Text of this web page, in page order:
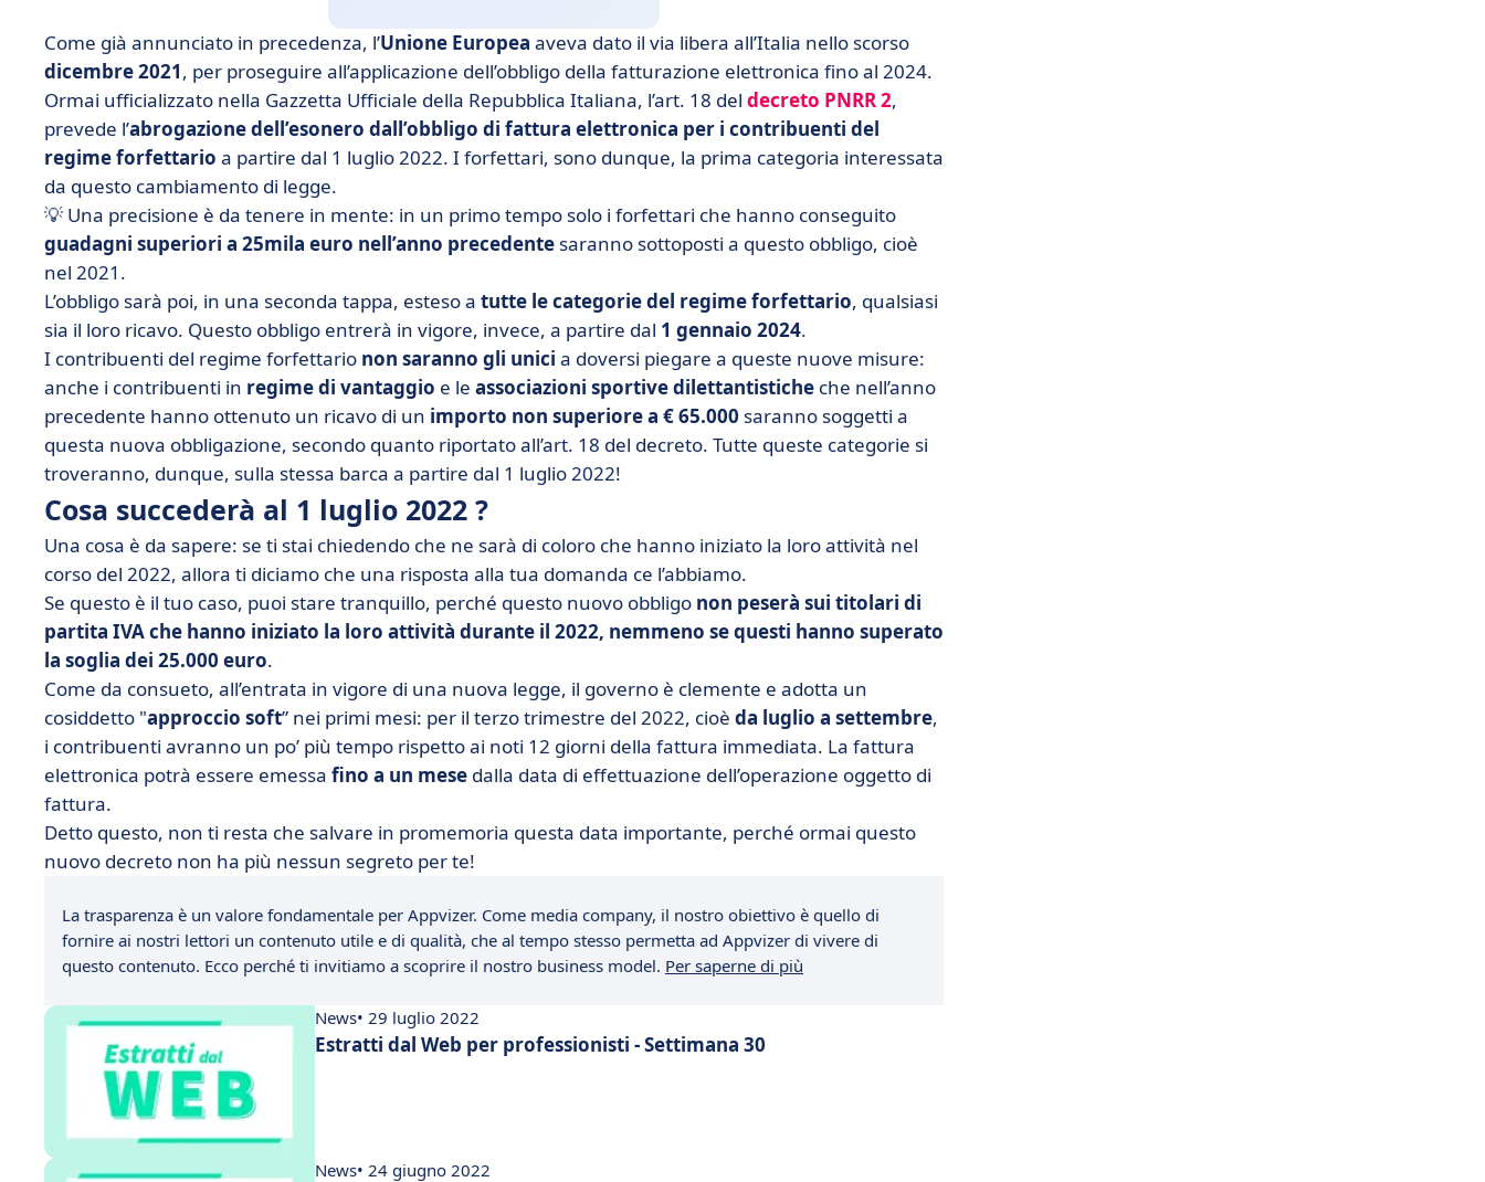
Come già annunciato in precedenza, l’Unione Europea aveva dato il via libera all’Italia nello scorso
dicembre 2021, per proseguire all’applicazione dell’obbligo della fatturazione elettronica fino al 2024.
Ormai ufficializzato nella Gazzetta Ufficiale della Repubblica Italiana, l’art. 18 del decreto PNRR 2,
prevede l’abrogazione dell’esonero dall’obbligo di fattura elettronica per i contribuenti del
regime forfettario a partire dal 1 luglio 2022. I forfettari, sono dunque, la prima categoria interessata
da questo cambiamento di legge.
💡 Una precisione è da tenere in mente: in un primo tempo solo i forfettari che hanno conseguito
guadagni superiori a 25mila euro nell’anno precedente saranno sottoposti a questo obbligo, cioè
nel 2021.
L’obbligo sarà poi, in una seconda tappa, esteso a tutte le categorie del regime forfettario, qualsiasi
sia il loro ricavo. Questo obbligo entrerà in vigore, invece, a partire dal 1 gennaio 2024.
I contribuenti del regime forfettario non saranno gli unici a doversi piegare a queste nuove misure:
anche i contribuenti in regime di vantaggio e le associazioni sportive dilettantistiche che nell’anno
precedente hanno ottenuto un ricavo di un importo non superiore a € 65.000 saranno soggetti a
questa nuova obbligazione, secondo quanto riportato all’art. 18 del decreto. Tutte queste categorie si
troveranno, dunque, sulla stessa barca a partire dal 1 luglio 2022!
Cosa succederà al 1 luglio 2022 ?
Una cosa è da sapere: se ti stai chiedendo che ne sarà di coloro che hanno iniziato la loro attività nel
corso del 2022, allora ti diciamo che una risposta alla tua domanda ce l’abbiamo.
Se questo è il tuo caso, puoi stare tranquillo, perché questo nuovo obbligo non peserà sui titolari di
partita IVA che hanno iniziato la loro attività durante il 2022, nemmeno se questi hanno superato
la soglia dei 25.000 euro.
Come da consueto, all’entrata in vigore di una nuova legge, il governo è clemente e adotta un
cosiddetto "approccio soft” nei primi mesi: per il terzo trimestre del 2022, cioè da luglio a settembre,
i contribuenti avranno un po’ più tempo rispetto ai noti 12 giorni della fattura immediata. La fattura
elettronica potrà essere emessa fino a un mese dalla data di effettuazione dell’operazione oggetto di
fattura.
Detto questo, non ti resta che salvare in promemoria questa data importante, perché ormai questo
nuovo decreto non ha più nessun segreto per te!
La trasparenza è un valore fondamentale per Appvizer. Come media company, il nostro obiettivo è quello di
fornire ai nostri lettori un contenuto utile e di qualità, che al tempo stesso permetta ad Appvizer di vivere di
questo contenuto. Ecco perché ti invitiamo a scoprire il nostro business model. Per saperne di più
News• 29 luglio 2022
Estratti dal Web per professionisti - Settimana 30
News• 24 giugno 2022